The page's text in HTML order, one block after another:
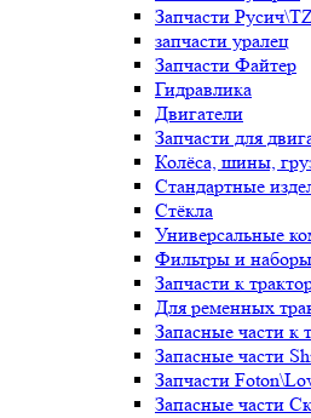
Запчасти
запчасти уралец
Запчасти Файтер
Гидравлика
Двигатели
Запчасти для
Колёса, шины,
Стандартные
Стёкла
Универсальные
Фильтры и
Запчасти к
Для ременных
Запасные части к
Запасные части
Запчасти
Запасные части